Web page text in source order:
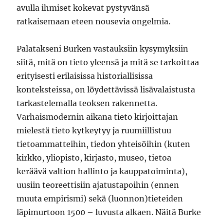
avulla ihmiset kokevat pystyvänsä
ratkaisemaan eteen nousevia ongelmia.
Palatakseni Burken vastauksiin kysymyksiin
siitä, mitä on tieto yleensä ja mitä se tarkoittaa
erityisesti erilaisissa historiallisissa
konteksteissa, on löydettävissä lisävalaistusta
tarkastelemalla teoksen rakennetta.
Varhaismodernin aikana tieto kirjoittajan
mielestä tieto kytkeytyy ja ruumiillistuu
tietoammatteihin, tiedon yhteisöihin (kuten
kirkko, yliopisto, kirjasto, museo, tietoa
keräävä valtion hallinto ja kauppatoiminta),
uusiin teoreettisiin ajatustapoihin (ennen
muuta empirismi) sekä (luonnon)tieteiden
läpimurtoon 1500 – luvusta alkaen. Näitä Burke